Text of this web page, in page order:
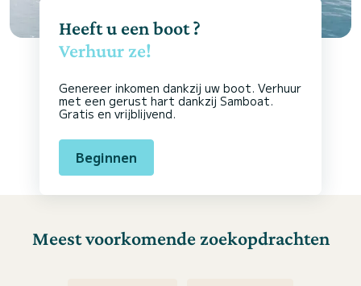
Heeft u een boot ?
Verhuur ze!
Genereer inkomen dankzij uw boot. Verhuur
met een gerust hart dankzij Samboat.
Gratis en vrijblijvend.
Beginnen
Meest voorkomende zoekopdrachten